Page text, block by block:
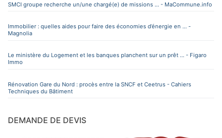
SMCI groupe recherche un/une chargé(e) de missions ... - MaCommune.info
Immobilier : quelles aides pour faire des économies d’énergie en ... -
Magnolia
Le ministère du Logement et les banques planchent sur un prêt ... - Figaro
Immo
Rénovation Gare du Nord : procès entre la SNCF et Ceetrus - Cahiers
Techniques du Bâtiment
DEMANDE DE DEVIS